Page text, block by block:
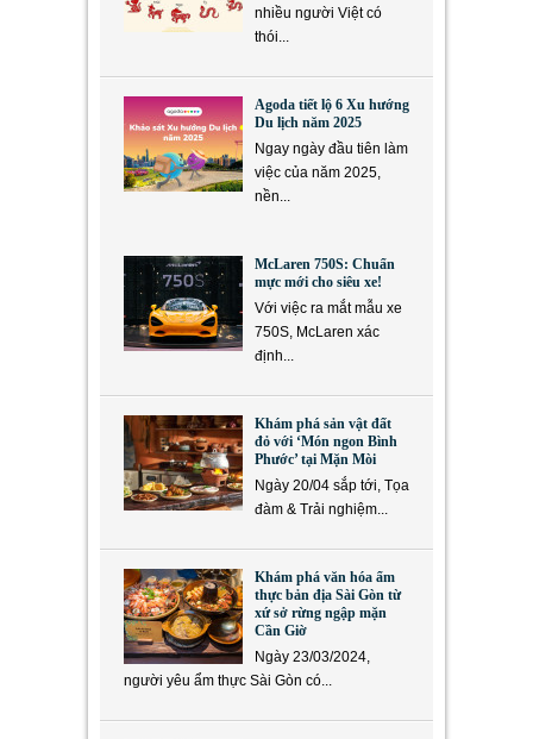
nhiều người Việt có
thói...
Agoda tiết lộ 6 Xu hướng
Du lịch năm 2025
Ngay ngày đầu tiên làm
việc của năm 2025,
nền...
McLaren 750S: Chuẩn
mực mới cho siêu xe!
Với việc ra mắt mẫu xe
750S, McLaren xác
định...
Khám phá sản vật đất
đỏ với ‘Món ngon Bình
Phước’ tại Mặn Mòi
Ngày 20/04 sắp tới, Tọa
đàm & Trải nghiệm...
Khám phá văn hóa ẩm
thực bản địa Sài Gòn từ
xứ sở rừng ngập mặn
Cần Giờ
Ngày 23/03/2024,
người yêu ẩm thực Sài Gòn có...